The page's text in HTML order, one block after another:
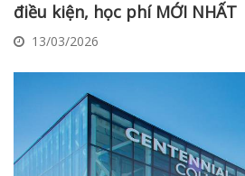
điều kiện, học phí MỚI NHẤT
13/03/2026